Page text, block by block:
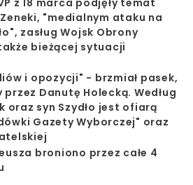
"medialnym ataku na
zasług Wojsk Obrony
bieżącej sytuacji
i opozycji" - brzmiał pasek,
Danutę Holecką. Według
oraz syn Szydło jest ofiarą
Gazety Wyborczej" oraz
broniono przez całe 4